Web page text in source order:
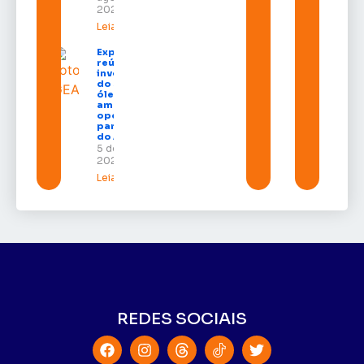
2026
Leia mais »
Expofeira 2026
reúne grandes
investidores
do setor de
óleo e gás e
amplia
oportunidades
para empresas
do Amapá
5 de agosto de
2026
Leia mais »
REDES SOCIAIS